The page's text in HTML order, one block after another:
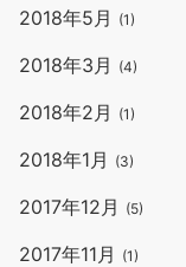
2018年5月 (1)
2018年3月 (4)
2018年2月 (1)
2018年1月 (3)
2017年12月 (5)
2017年11月 (1)